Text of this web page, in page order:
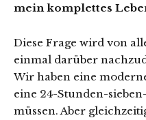
mein komplettes
Diese Frage wird von
einmal darüber
Wir haben eine
eine 24-Stunden-
müssen. Aber